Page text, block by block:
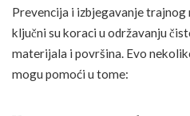
Prevencija i izbjegavanje
ključni su koraci u održavanju
materijala i površina. Evo
mogu pomoći u tome: